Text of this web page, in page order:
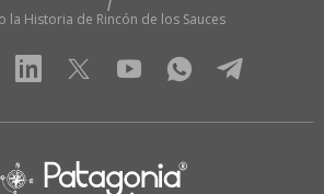
la Historia de Rincón de los Sauces